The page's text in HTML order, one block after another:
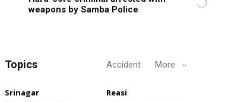
weapons by Samba Police
Topics Accident More
Srinagar Reasi